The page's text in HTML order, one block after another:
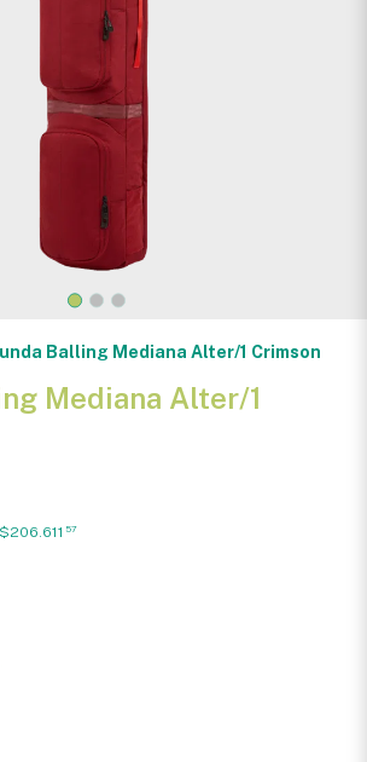
Balling Mediana Alter/1 Crimson
Mediana Alter/1
$206.611 57